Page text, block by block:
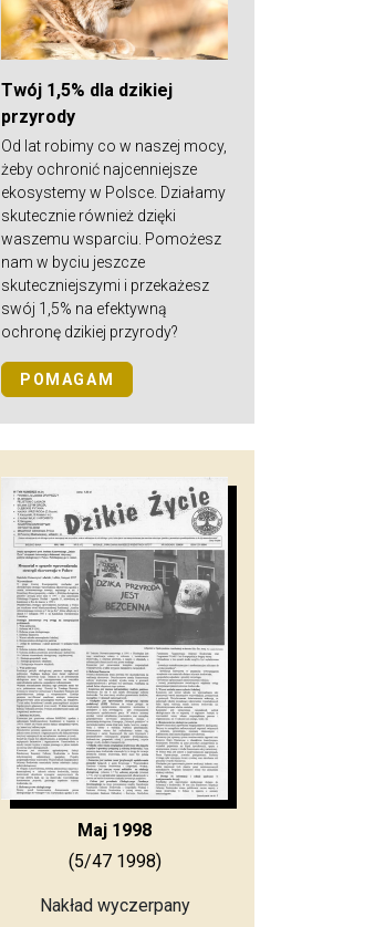
Twój 1,5% dla dzikiej
przyrody
Od lat robimy co w naszej mocy,
żeby ochronić najcenniejsze
ekosystemy w Polsce. Działamy
skutecznie również dzięki
waszemu wsparciu. Pomożesz
nam w byciu jeszcze
skuteczniejszymi i przekażesz
swój 1,5% na efektywną
ochronę dzikiej przyrody?
POMAGAM
Maj 1998
(5/47 1998)
Nakład wyczerpany